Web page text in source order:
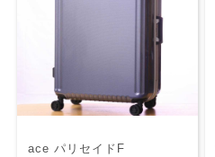
ace パリセイドF